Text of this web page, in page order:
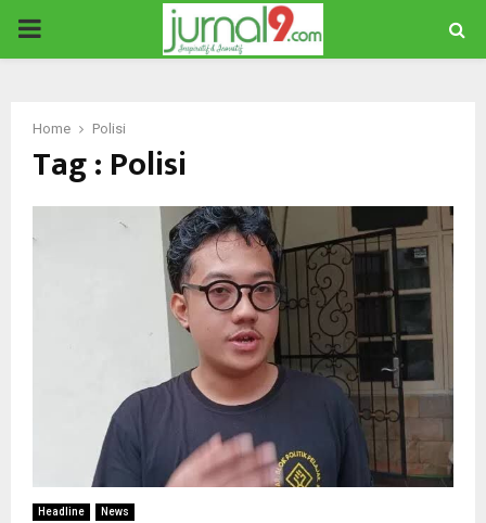
PRIMARY
Home Polisi
Tag : Polisi
Headline News